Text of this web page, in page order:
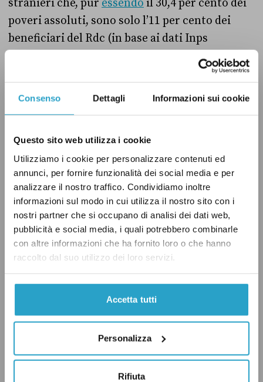
Consenso Dettagli Informazioni sui cookie
Questo sito web utilizza i cookie
Utilizziamo i cookie per personalizzare contenuti ed
annunci, per fornire funzionalità dei social media e per
analizzare il nostro traffico. Condividiamo inoltre
informazioni sul modo in cui utilizza il nostro sito con i
nostri partner che si occupano di analisi dei dati web,
pubblicità e social media, i quali potrebbero combinarle
con altre informazioni che ha fornito loro o che hanno
raccolto dal suo utilizzo dei loro servizi.
Accetta tutti
Personalizza
Rifiuta
poveri assoluti, sono solo l’11 per cento dei
beneficiari del Rdc (in base ai dati Inps
qui scaricabili
).
Questo probabilmente dipende dal requisito
giurisprudenza costituzionale
in un dossier del centro studi del Senato).
Inoltre è anche possibile che alcuni poveri
assoluti, pur ricevendo il Rdc, siano rimasti
tali.
Il verdetto
Il sottosegretario all’Interno Carlo Sibilia (M5s)
ha sostenuto che grazie al reddito di
cittadinanza sono uscite dalla povertà assoluta
1,7 milioni di famiglie.
È un’affermazione completamente sbagliata: le